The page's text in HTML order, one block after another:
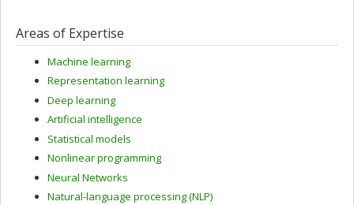
Areas of Expertise
Machine learning
Representation learning
Deep learning
Artificial intelligence
Statistical models
Nonlinear programming
Neural Networks
Natural-language processing (NLP)